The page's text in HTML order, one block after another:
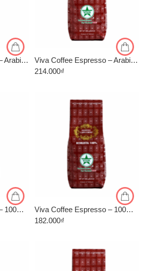
Viva Coffee Espresso – Arabica 60%, Robusta 40% – Cà Phê Pha Máy – Túi 500g Viva Coffee Espresso – Arabica 70%, Robusta 30% – Cà Phê Pha Máy – Túi 500g
214.000₫
500gr
Viva Coffee Espresso – 100% Arabica – Cà Phê Pha Máy – Túi 500g Viva Coffee Espresso – 100% Robusta – Cà Phê Pha Máy – Túi 500g
182.000₫
500gr